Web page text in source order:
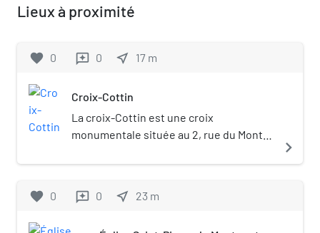
Lieux à proximité
favorite 0 reviews 0 near_me 17 m
Croix-Cottin
La croix-Cottin est une croix
monumentale située au 2, rue du Mont-
1763, elle est notoire pour avoir subi
navigate_next
favorite 0 reviews 0 near_me 23 m